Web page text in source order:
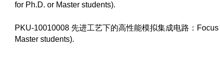
for Ph.D. or Master students).
PKU-10010008 先进工艺下的高性能模拟集成电路：
Master students).